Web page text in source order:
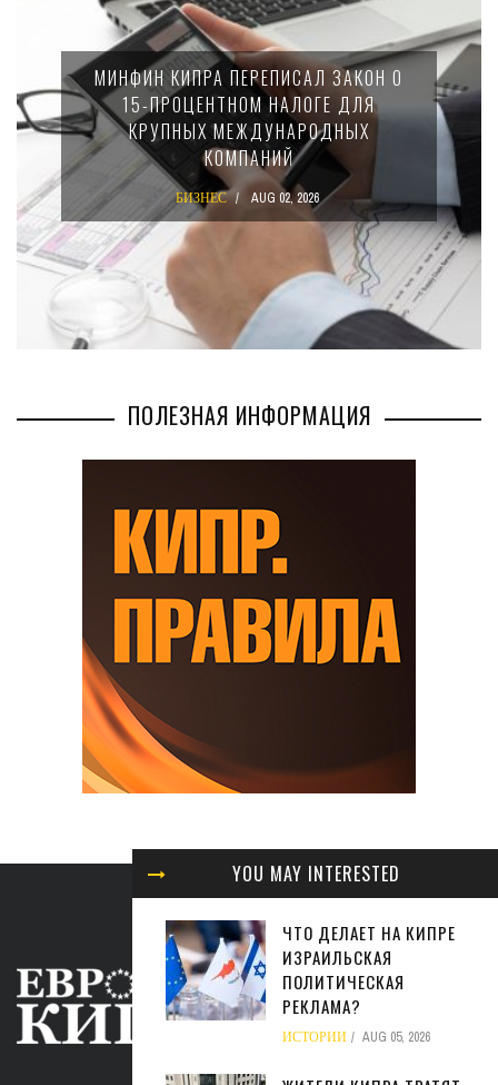
YOU MAY INTERESTED
ЧТО ДЕЛАЕТ НА КИПРЕ
ИЗРАИЛЬСКАЯ
ПОЛИТИЧЕСКАЯ
РЕКЛАМА?
ИСТОРИИ AUG 05, 2026
МИНФИН КИПРА ПЕРЕПИСАЛ ЗАКОН О
15-ПРОЦЕНТНОМ НАЛОГЕ ДЛЯ
КРУПНЫХ МЕЖДУНАРОДНЫХ
КОМПАНИЙ
БИЗНЕС AUG 02, 2026
ПОЛЕЗНАЯ ИНФОРМАЦИЯ